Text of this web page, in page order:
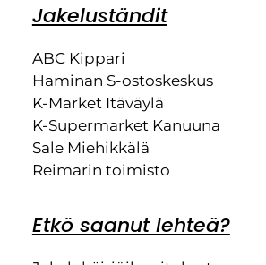
Jakeluständit
ABC Kippari
Haminan S-ostoskeskus
K-Market Itäväylä
K-Supermarket Kanuuna
Sale Miehikkälä
Reimarin toimisto
Etkö saanut lehteä?